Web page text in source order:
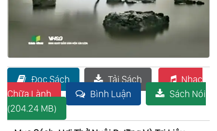
Đọc Sách Tải Sách
Nhạc
Chữa Lành
Bình Luận
Sách Nói
(204.24 MB)